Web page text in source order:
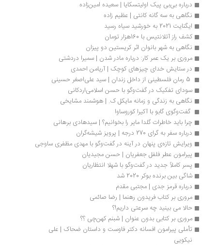
درباره بی‌بی پیک اولیتسکایا | سعیده امین‌زاده
نگاهی به سه گانه کانتی | عظیم زاده
ایگنایت 2021 به خورشید سیاه رسید
کشف راز آتلانتیس با 160هزار تومان
نگاهی به شهر بانوان اثر كریستین دو پیزان
مروری بر یک عمر کار: درباره مادر شدن | سمیرا دردشتی
در ستایش خدای چیزهای کوچک | آریامن احمدی
سودای تفکیک در گفت‌وگو با حسن اسلامی‌اردکانی
نگاهی به زندگی و زمانه مایکل ک. | هوشمند مشایخی
گفت‌وگوی گابو با آکیرا کوروساوا
چرا باید خاطرات گلدا مایر را بخوانیم؟ | سیدهادی برهانی
درباره سفر به گرای 270 درجه | پرویز شیشه‌گران
ویرایش تازه‌ی پنهان در آینه در گفت‌وگو با مهدی مظفری ساوجی
پیرامون عطر فلفل جعفریان | حسن مجیدیان
پسر کاملاً جدید در گفت‌وگو با شهلا انتظاریان
شاگی بین برنده بوکر 2020 شد
درباره قرمز جدی | مجتبی مقدم
مروری بر کتاب فریدون رهنما | رضا صائمی
حالا می بینید چه سرعتی داریم!؟
مروری بر کتابی بدون عنوان | شبنم کهن‌چی ؟؟
تأملی پیرامون افسانه دکتر فاوست و داستان ضحاک | علی